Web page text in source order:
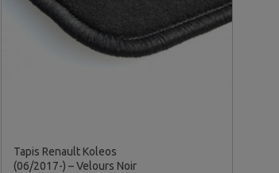
Tapis Renault Koleos
(06/2017-) – Velours Noir